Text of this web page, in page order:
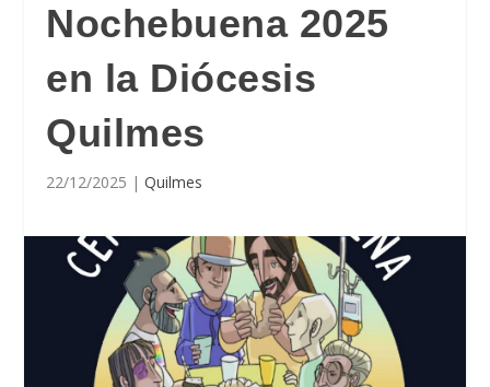
Nochebuena 2025
en la Diócesis
Quilmes
22/12/2025 |Quilmes